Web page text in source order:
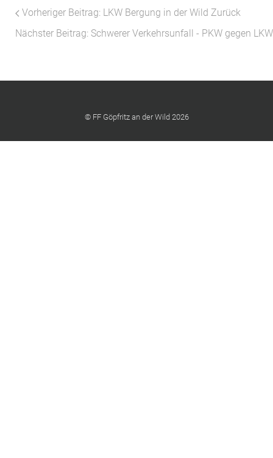
Vorheriger Beitrag: LKW Bergung in der Wild Zurück
Nächster Beitrag: Schwerer Verkehrsunfall - PKW gegen
© FF Göpfritz an der Wild 2026